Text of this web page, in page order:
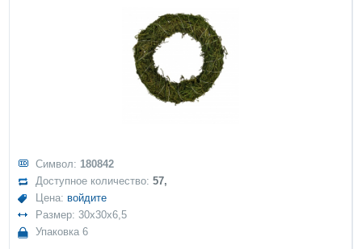
Символ: 180842
Доступное количество:57,
Цена: войдите
Размер: 30x30x6,5
Упаковка 6